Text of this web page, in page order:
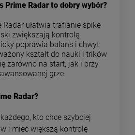
Prime Radar to dobry wybór?
Radar ułatwia trafianie spike
zwiększają kontrolę
poprawia balans i chwyt
kształt do nauki i trików
zarówno na start, jak i przy
grze
Radar?
kto chce szybciej
i mieć większą kontrolę